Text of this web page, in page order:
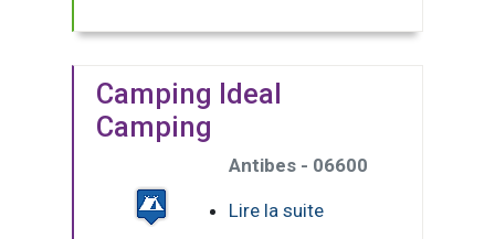
Camping Ideal
Camping
Antibes - 06600
Lire la suite